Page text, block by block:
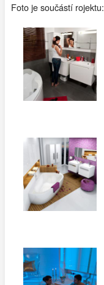
Foto je součástí rojektu: